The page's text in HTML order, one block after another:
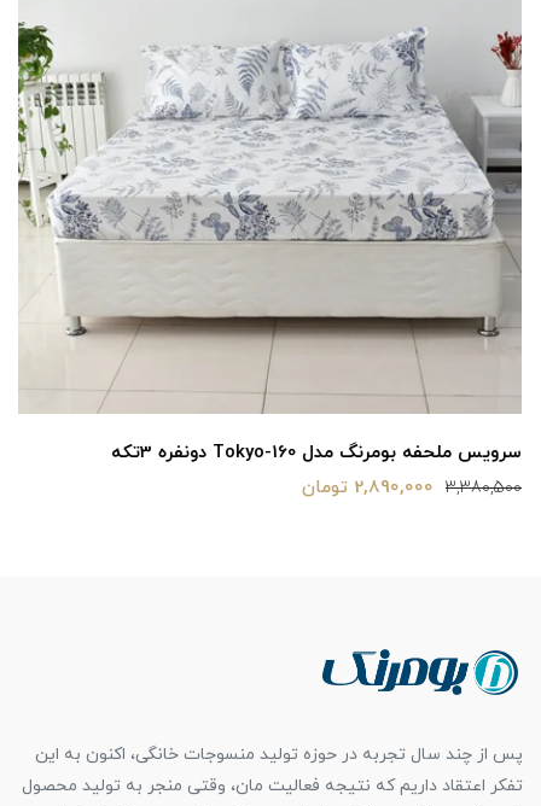
سرویس ملحفه بومرنگ مدل Tokyo-160 دونفره 3تکه
3,380,500 2,890,000 تومان
پس از چند سال تجربه در حوزه تولید منسوجات خانگی، اکنون به این
تفکر اعتقاد داریم که نتیجه فعالیت مان، وقتی منجر به تولید محصول